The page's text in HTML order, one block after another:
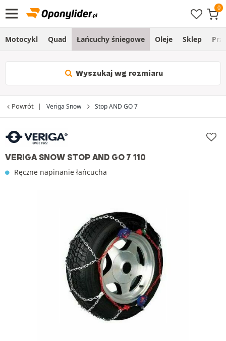
Motocykl Quad Łańcuchy śniegowe Oleje Sklep
Wyszukaj wg rozmiaru
Powrót Veriga Snow Stop AND GO 7
VERIGA SNOW STOP AND GO 7 110
Ręczne napinanie łańcucha